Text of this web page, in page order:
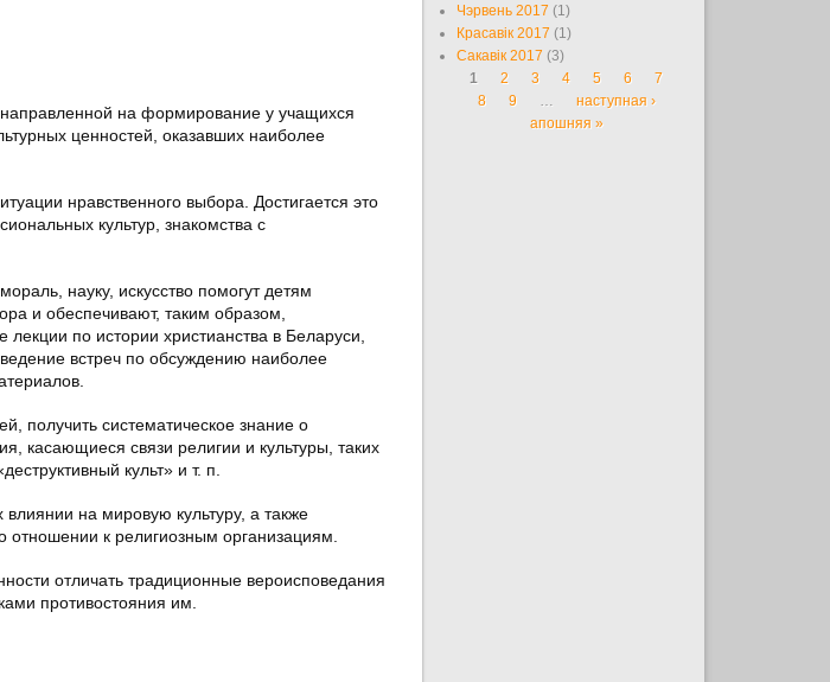
на формирование у учащихся
ценностей, оказавших наиболее
нравственного выбора. Достигается это
культур, знакомства с
науку, искусство помогут детям
и обеспечивают, таким образом,
по истории христианства в Беларуси,
встреч по обсуждению наиболее
получить систематическое знание о
касающиеся связи религии и культуры, таких
культ» и т. п.
на мировую культуру, а также
к религиозным организациям.
отличать традиционные вероисповедания
противостояния им.
Чэрвень 2017 (1)
Красавік 2017 (1)
Сакавік 2017 (3)
Старонкі
1 2 3 4 5 6
7
8
9 …
наступная ›
апошняя »